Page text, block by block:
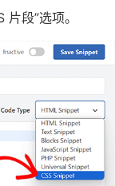
段”选项。